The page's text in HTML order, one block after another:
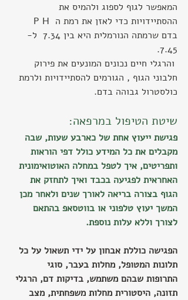
המאפשר לגוף לספוג ולהמיס את
בדם שרמתה הנורמלית היא בין 7.34  ל-
7.45.
והרגלי חיים נכונים המונעים את פירוק
חלבוני הגוף , הגורמים להסתיידויות ולרמת
כולסטרול גבוהה בדם.
שיטת הטיפול במרפאה:
פגישת ייעוץ אחת של כארבע שעות, שבה
מקבלים את כל המידע כולל דפי הוראות
ותפריטים, איך לטפל במחלה האוטואימונית
האחראית לפגיעה בכבד ואיך לתחזק את
הגוף בצורה בריאה לאורך שנים ולאחר מכן
המשך יעוץ טלפוני או בווטסאפ בהתאם
לצורך וללא עלות נוספת.
הפגישה כוללת אבחון על ידי תשאול על כל
תלונות המטופל, מחלות בעבר, סוגי
התרופות שבהם משתמש, בדיקות דם, הרגלי
תזונה, היסטורית מחלות משפחתית, מצב